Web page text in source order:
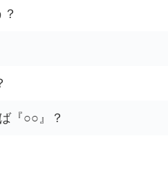
『○○』？